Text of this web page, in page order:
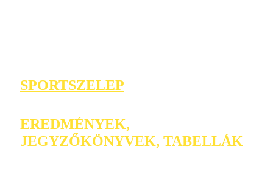
SPORTSZELEP
EREDMÉNYEK,
JEGYZŐKÖNYVEK, TABELLÁK